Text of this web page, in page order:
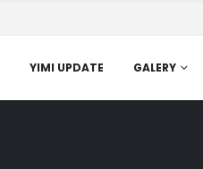
YIMI UPDATE GALERY